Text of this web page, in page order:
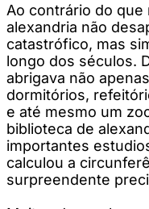
Ao contrário do que
alexandria não
catastrófico, mas
longo dos séculos.
abrigava não
dormitórios,
e até mesmo um
biblioteca de
importantes
calculou a
surpreendente